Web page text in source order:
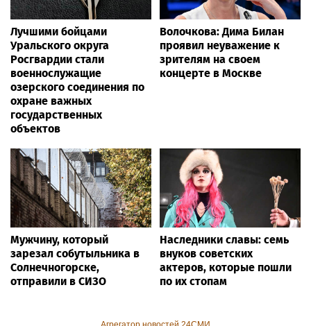
Лучшими бойцами
Уральского округа
Росгвардии стали
военнослужащие
озерского соединения по
охране важных
государственных
объектов
Волочкова: Дима Билан
проявил неуважение к
зрителям на своем
концерте в Москве
Мужчину, который
зарезал собутыльника в
Солнечногорске,
отправили в СИЗО
Наследники славы: семь
внуков советских
актеров, которые пошли
по их стопам